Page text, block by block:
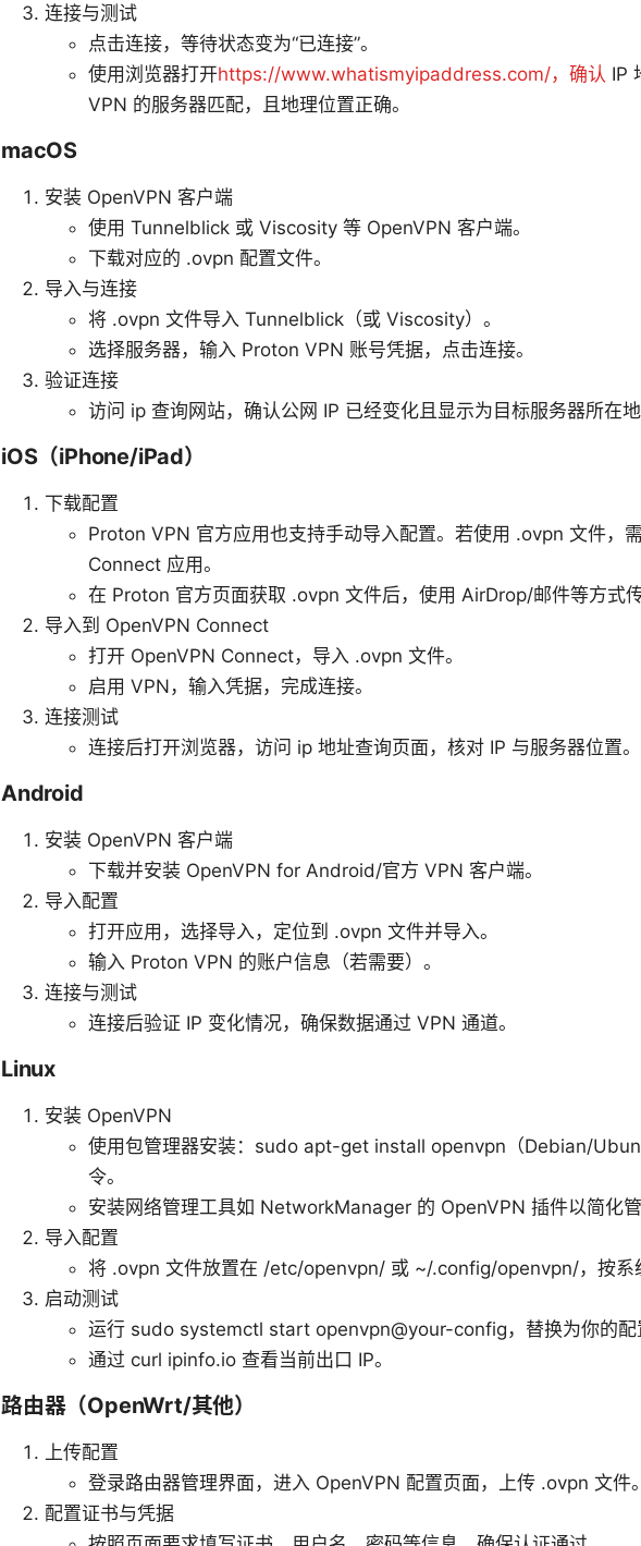
连接与测试
点击连接，等待状态变为“已连接”。
使用浏览器打开https://www.whatismyipaddress.com/，确认 IP
VPN 的服务器匹配，且地理位置正确。
macOS
安装 OpenVPN 客户端
使用 Tunnelblick 或 Viscosity 等 OpenVPN 客户端。
下载对应的 .ovpn 配置文件。
导入与连接
将 .ovpn 文件导入 Tunnelblick（或 Viscosity）。
选择服务器，输入 Proton VPN 账号凭据，点击连接。
验证连接
访问 ip 查询网站，确认公网 IP 已经变化且显示为目标服务器所在地
iOS（iPhone/iPad）
下载配置
Proton VPN 官方应用也支持手动导入配置。若使用 .ovpn 文件，
Connect 应用。
在 Proton 官方页面获取 .ovpn 文件后，使用 AirDrop/邮件等方式传
导入到 OpenVPN Connect
打开 OpenVPN Connect，导入 .ovpn 文件。
启用 VPN，输入凭据，完成连接。
连接测试
连接后打开浏览器，访问 ip 地址查询页面，核对 IP 与服务器位置。
Android
安装 OpenVPN 客户端
下载并安装 OpenVPN for Android/官方 VPN 客户端。
导入配置
打开应用，选择导入，定位到 .ovpn 文件并导入。
输入 Proton VPN 的账户信息（若需要）。
连接与测试
连接后验证 IP 变化情况，确保数据通过 VPN 通道。
Linux
安装 OpenVPN
使用包管理器安装：sudo apt-get install openvpn（Debian/
令。
安装网络管理工具如 NetworkManager 的 OpenVPN 插件以简化管
导入配置
将 .ovpn 文件放置在 /etc/openvpn/ 或 ~/.config/openvpn/，按系
启动测试
运行 sudo systemctl start openvpn@your-config，替换为你的配
通过 curl ipinfo.io 查看当前出口 IP。
路由器（OpenWrt/其他）
上传配置
登录路由器管理界面，进入 OpenVPN 配置页面，上传 .ovpn 文件。
配置证书与凭据